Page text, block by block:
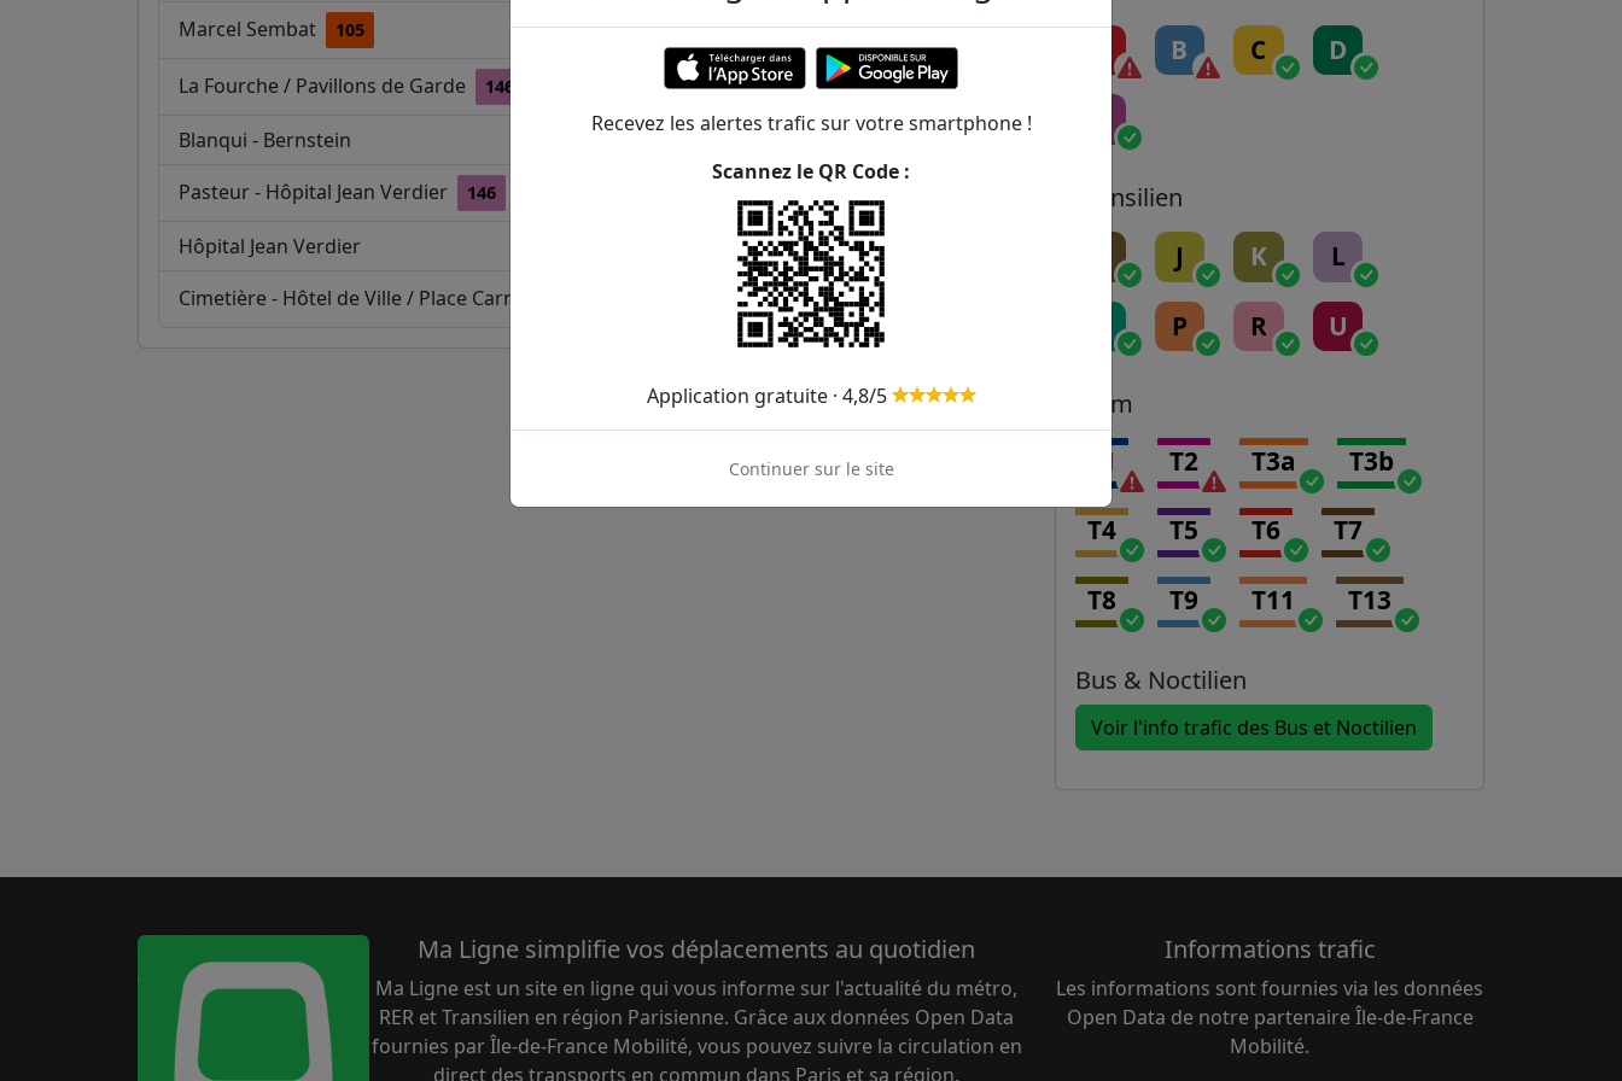
Marcel Sembat 105 472m
La Fourche / Pavillons de Garde 146 523m
Blanqui - Bernstein 590m
Pasteur - Hôpital Jean Verdier 146
Hôpital Jean Verdier
Cimetière - Hôtel de Ville / Place Carnot
B C D
Transilien
J K L
P R U
Tram
T1 T2 T3a T3b
T4 T5 T6 T7
T8 T9 T11 T13
Bus & Noctilien
Voir l'info trafic des Bus et Noctilien
Ma Ligne simplifie vos déplacements au quotidien
Ma Ligne est un site en ligne qui vous informe sur l'actualité du métro,
RER et Transilien en région Parisienne. Grâce aux données Open Data
fournies par Île-de-France Mobilité, vous pouvez suivre la circulation en
direct des transports en commun dans Paris et sa région.
Informations trafic
Les informations sont fournies via les données
Open Data de notre partenaire Île-de-France
Mobilité.
Recevez les alertes trafic sur votre smartphone !
Scannez le QR Code :
Application gratuite · 4,8/5
Continuer sur le site